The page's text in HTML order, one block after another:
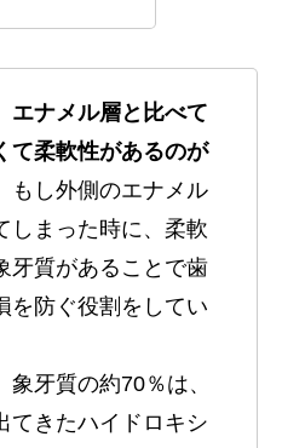
エナメル層と比べて
て柔軟性があるのが
もし外側のエナメル
しまった時に、柔軟
牙質があることで歯
を防ぐ役割をしてい
象牙質の約70％は、
てきたハイドロキシ